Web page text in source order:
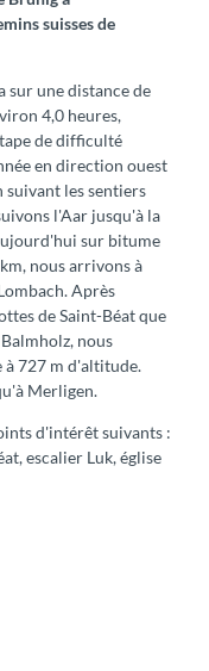
suisses de
une distance de
4,0 heures,
de difficulté
en direction ouest
suivant les sentiers
l'Aar jusqu'à la
sur bitume
nous arrivons à
Après
de Saint-Béat que
nous
727 m d'altitude.
Merligen.
d'intérêt suivants :
escalier Luk, église